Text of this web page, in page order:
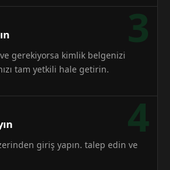
3
gerekiyorsa kimlik belgenizi
tam yetkili hale getirin.
4
giriş yapın. talep edin ve